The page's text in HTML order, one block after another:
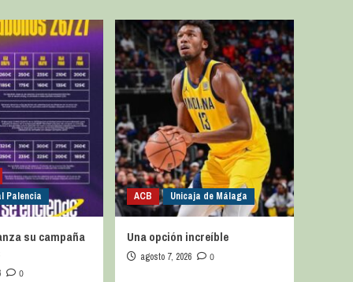
Palencia
su campaña
0
ACB Unicaja de Málaga
Una opción increíble
agosto 7, 2026 0